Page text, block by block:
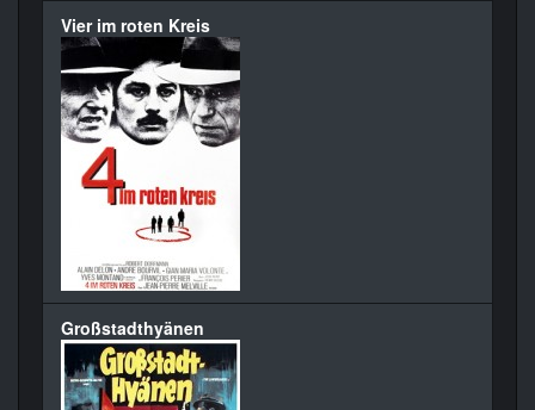
Vier im roten Kreis
Großstadthyänen